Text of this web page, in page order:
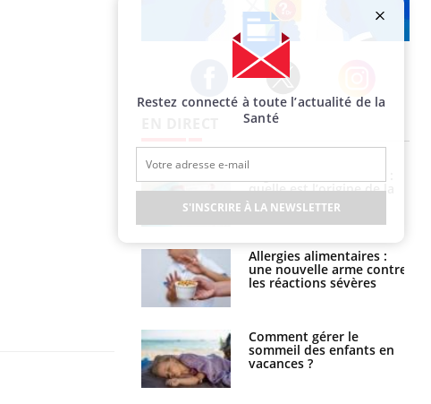
Facebook Twitter Instagram
quelle est l’origine de la
contamination ?
Allergies alimentaires :
une nouvelle arme contre
les réactions sévères
Comment gérer le
sommeil des enfants en
vacances ?
Restez connecté à toute l’actualité de la
Santé
S'INSCRIRE À LA NEWSLETTER